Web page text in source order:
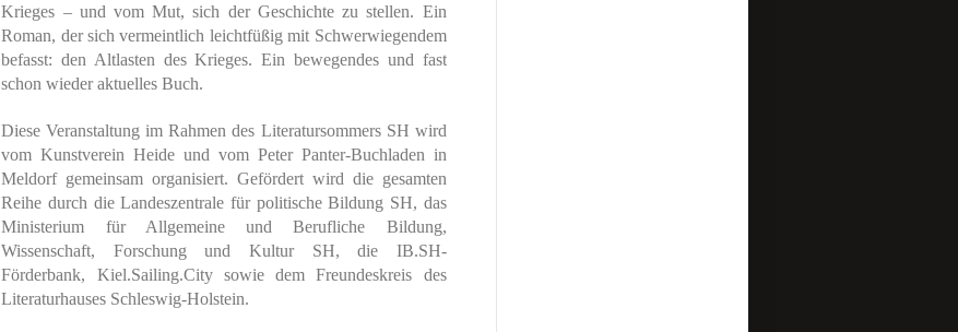
Krieges – und vom Mut, sich der Geschichte zu stellen. Ein
Roman, der sich vermeintlich leichtfüßig mit Schwerwiegendem
befasst: den Altlasten des Krieges. Ein bewegendes und fast
schon wieder aktuelles Buch.
Diese Veranstaltung im Rahmen des Literatursommers SH wird
vom Kunstverein Heide und vom Peter Panter-Buchladen in
Meldorf gemeinsam organisiert. Gefördert wird die gesamten
Reihe durch die Landeszentrale für politische Bildung SH, das
Ministerium für Allgemeine und Berufliche Bildung,
Wissenschaft, Forschung und Kultur SH, die IB.SH-
Förderbank, Kiel.Sailing.City sowie dem Freundeskreis des
Literaturhauses Schleswig-Holstein.